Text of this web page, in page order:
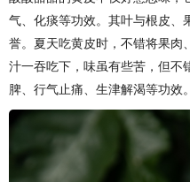
气、化痰等功效。其叶与根皮、
誉。夏天吃黄皮时，不错将果肉
汁一吞吃下，味虽有些苦，但不
脾、行气止痛、生津解渴等功效。